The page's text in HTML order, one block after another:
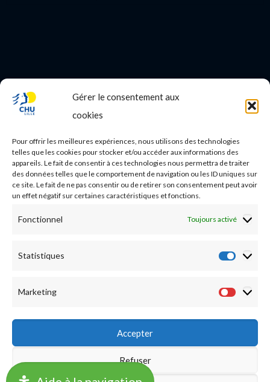
Gérer le consentement aux
cookies
Pour offrir les meilleures expériences, nous utilisons des technologies
telles que les cookies pour stocker et/ou accéder aux informations des
appareils. Le fait de consentir à ces technologies nous permettra de traiter
des données telles que le comportement de navigation ou les ID uniques sur
ce site. Le fait de ne pas consentir ou de retirer son consentement peut avoir
un effet négatif sur certaines caractéristiques et fonctions.
Fonctionnel Toujours activé
Statistiques
Marketing
Accepter
Refuser
PROFESSIONNEL DE SANTE
Nos essais cliniques
Ecoles paramédicales
Mentions légales